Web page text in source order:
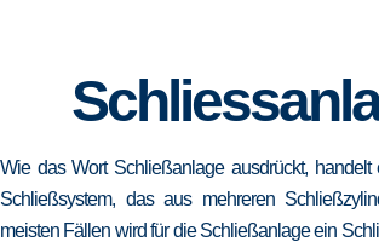
Wie das Wort Schließanlage ausdrückt,
Schließsystem, das aus mehreren
meisten Fällen wird für die Schließanlage ein